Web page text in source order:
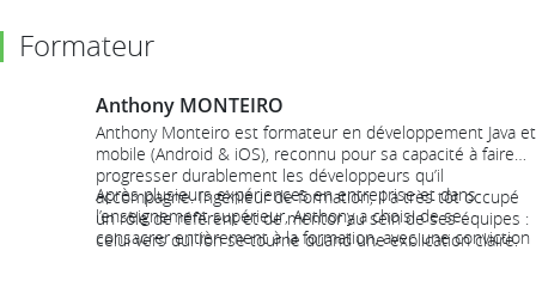
Formateur
Anthony MONTEIRO
Anthony Monteiro est formateur en développement Java et
mobile (Android & iOS), reconnu pour sa capacité à faire
progresser durablement les développeurs qu’il
accompagne. Ingénieur de formation, il a très tôt occupé
un rôle de référent et de mentor au sein de ses équipes :
celui vers qui l’on se tourne quand une explication claire,
Après plusieurs expériences en entreprise et dans
l’enseignement supérieur, Anthony a choisi de se
consacrer entièrement à la formation, avec une conviction